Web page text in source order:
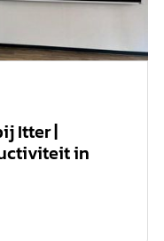
Itter |
in